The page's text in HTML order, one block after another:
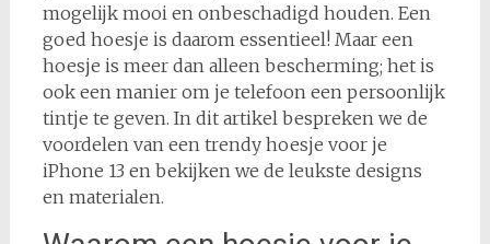
mogelijk mooi en onbeschadigd houden. Een
goed hoesje is daarom essentieel! Maar een
hoesje is meer dan alleen bescherming; het is
ook een manier om je telefoon een persoonlijk
tintje te geven. In dit artikel bespreken we de
voordelen van een trendy hoesje voor je
iPhone 13 en bekijken we de leukste designs
en materialen.